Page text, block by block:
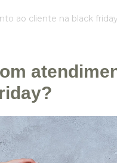
ao cliente na black